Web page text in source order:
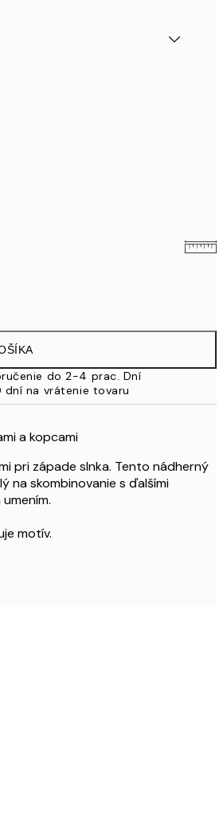
32,45 €
do 2-4 prac. Dní
dní na vrátenie tovaru
a kopcami
pri západe slnka. Tento nádherný
na skombinovanie s ďalšími
motív.